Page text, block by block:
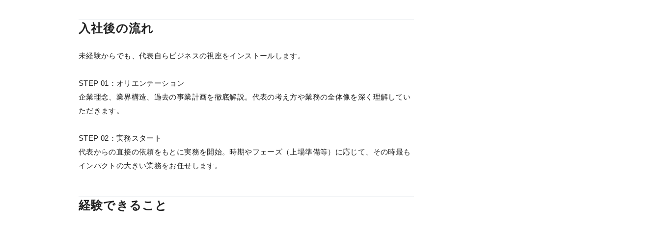
入社後の流れ
未経験からでも、代表自らビジネスの視座をインストールします。
STEP 01：オリエンテーション
企業理念、業界構造、過去の事業計画を徹底解説。代表の考え方や業務の全体像を深く理解してい
ただきます。
STEP 02：実務スタート
代表からの直接の依頼をもとに実務を開始。時期やフェーズ（上場準備等）に応じて、その時最も
インパクトの大きい業務をお任せします。
経験できること